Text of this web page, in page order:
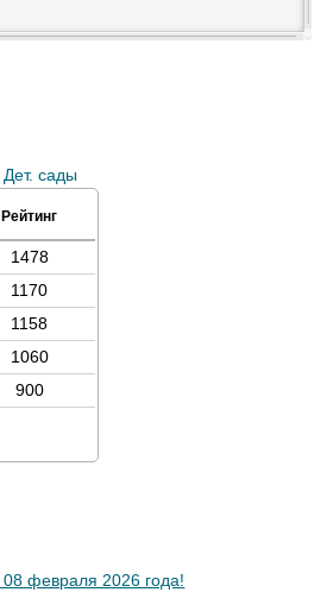
Дет. сады
Рейтинг
1478
1170
1158
1060
900
февраля 2026 года!